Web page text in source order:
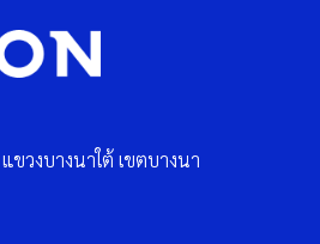
วงบางนาใต้ เขตบางนา